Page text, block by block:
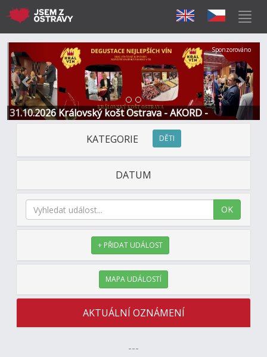
31.10.2026 Královský košt Ostrava - AKORD -
Restaurace a Hotel
Předchozí Další
Sponzorováno
KATEGORIE DĚTI
DATUM
OK
+ PŘIDAT UDÁLOST
MAPA UDÁLOSTÍ
AKTUÁLNÍ OZNÁMENÍ
---